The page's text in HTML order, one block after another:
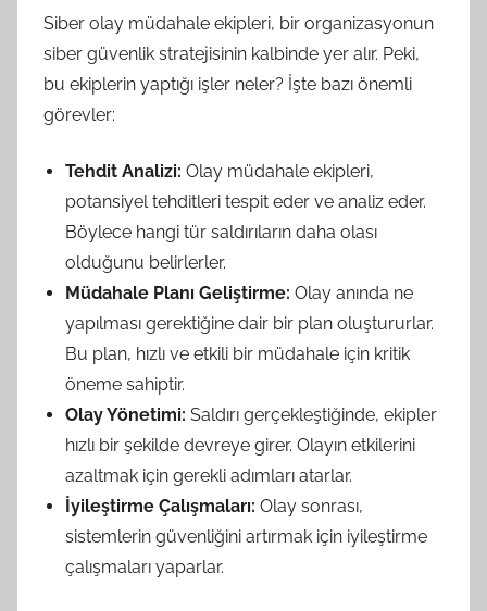
Siber olay müdahale ekipleri, bir organizasyonun
siber güvenlik stratejisinin kalbinde yer alır. Peki,
bu ekiplerin yaptığı işler neler? İşte bazı önemli
görevler:
Tehdit Analizi: Olay müdahale ekipleri,
potansiyel tehditleri tespit eder ve analiz eder.
Böylece hangi tür saldırıların daha olası
olduğunu belirlerler.
Müdahale Planı Geliştirme: Olay anında ne
yapılması gerektiğine dair bir plan oluştururlar.
Bu plan, hızlı ve etkili bir müdahale için kritik
öneme sahiptir.
Olay Yönetimi: Saldırı gerçekleştiğinde, ekipler
hızlı bir şekilde devreye girer. Olayın etkilerini
azaltmak için gerekli adımları atarlar.
İyileştirme Çalışmaları: Olay sonrası,
sistemlerin güvenliğini artırmak için iyileştirme
çalışmaları yaparlar.